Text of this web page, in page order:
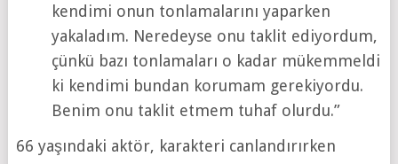
kendimi onun tonlamalarını yaparken
yakaladım. Neredeyse onu taklit ediyordum,
çünkü bazı tonlamaları o kadar mükemmeldi
ki kendimi bundan korumam gerekiyordu.
Benim onu taklit etmem tuhaf olurdu.”
66 yaşındaki aktör, karakteri canlandırırken